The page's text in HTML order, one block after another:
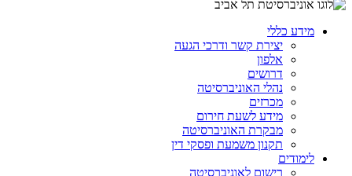
מידע כללי
יצירת קשר ודרכי הגעה
אלפון
דרושים
נהלי האוניברסיטה
מכרזים
מידע לשעת חירום
מבקרת האוניברסיטה
תקנון משמעת ופסקי דין
לימודים
רישום לאוניברסיטה